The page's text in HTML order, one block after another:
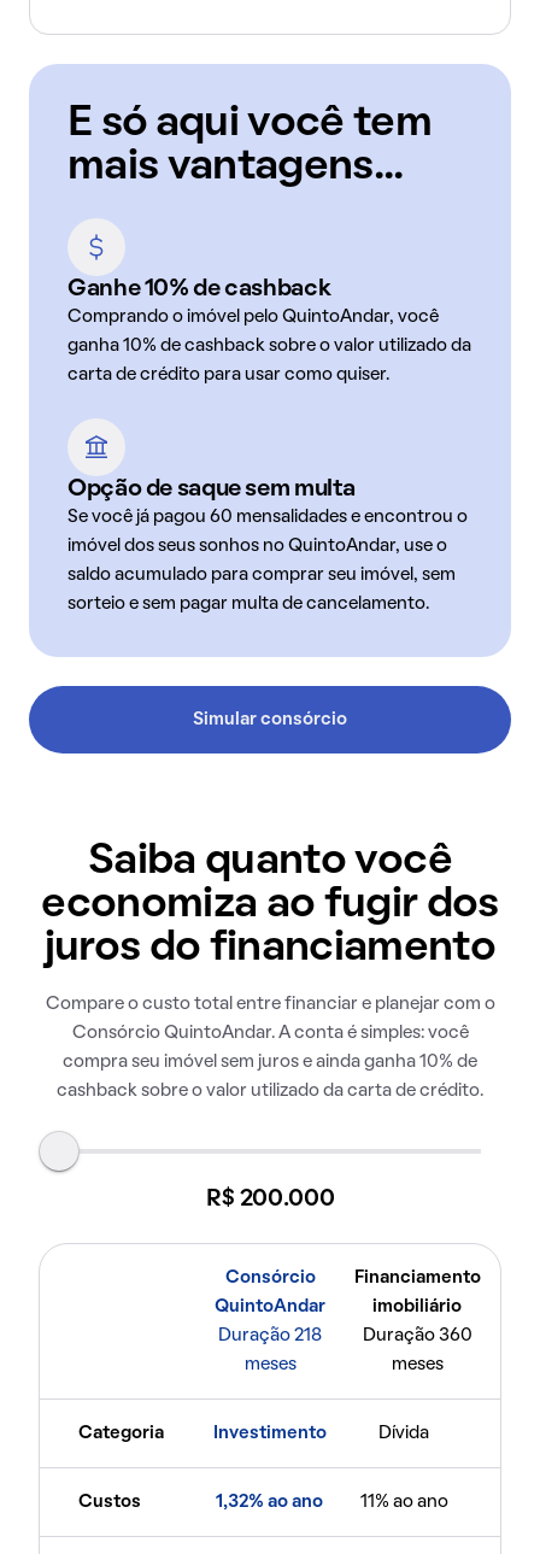
E só aqui você tem
mais vantagens...
Ganhe 10% de cashback
Comprando o imóvel pelo QuintoAndar, você
ganha 10% de cashback sobre o valor utilizado da
carta de crédito para usar como quiser.
Opção de saque sem multa
Se você já pagou 60 mensalidades e encontrou o
imóvel dos seus sonhos no QuintoAndar, use o
saldo acumulado para comprar seu imóvel, sem
sorteio e sem pagar multa de cancelamento.
Simular consórcio
Saiba quanto você
economiza ao fugir dos
juros do financiamento
Compare o custo total entre financiar e planejar com o
Consórcio QuintoAndar. A conta é simples: você
compra seu imóvel sem juros e ainda ganha 10% de
cashback sobre o valor utilizado da carta de crédito.
R$ 200.000
Consórcio
QuintoAndar
Duração 218
meses
Financiamento
imobiliário
Duração 360
meses
Categoria Investimento Dívida
Custos 1,32% ao ano 11% ao ano